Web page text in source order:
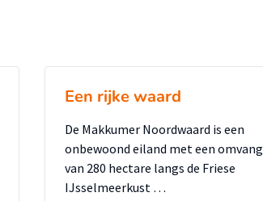
Een rijke waard
De Makkumer Noordwaard is een
onbewoond eiland met een omvang
van 280 hectare langs de Friese
IJsselmeerkust …